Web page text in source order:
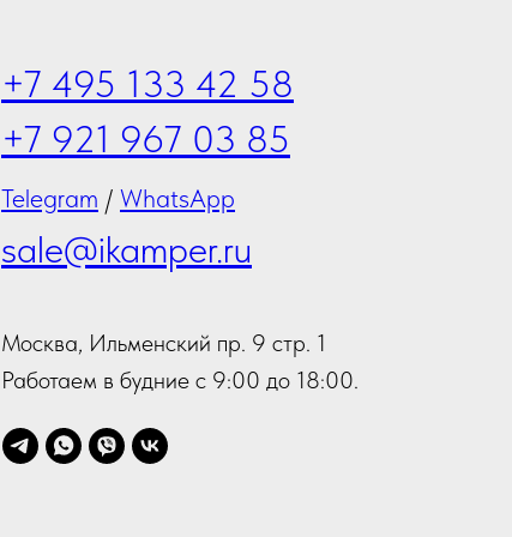
+7 495 133 42 58
+7 921 967 03 85
Telegram / WhatsApp
sale@ikamper.ru
Москва, Ильменский пр. 9 стр. 1
Работаем в будние с 9:00 до 18:00.